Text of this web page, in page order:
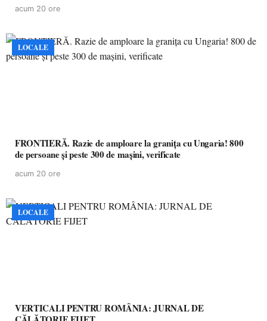
acum 20 ore
LOCALE
FRONTIERĂ. Razie de amploare la granița cu Ungaria! 800
de persoane și peste 300 de mașini, verificate
acum 20 ore
LOCALE
VERTICALI PENTRU ROMÂNIA: JURNAL DE